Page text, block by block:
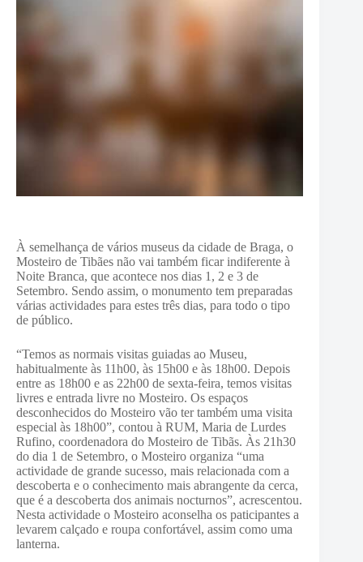
À semelhança de vários museus da cidade de Braga, o
Mosteiro de Tibães não vai também ficar indiferente à
Noite Branca, que acontece nos dias 1, 2 e 3 de
Setembro. Sendo assim, o monumento tem preparadas
várias actividades para estes três dias, para todo o tipo
de público.
“Temos as normais visitas guiadas ao Museu,
habitualmente às 11h00, às 15h00 e às 18h00. Depois
entre as 18h00 e as 22h00 de sexta-feira, temos visitas
livres e entrada livre no Mosteiro. Os espaços
desconhecidos do Mosteiro vão ter também uma visita
especial às 18h00”, contou à RUM, Maria de Lurdes
Rufino, coordenadora do Mosteiro de Tibãs. Às 21h30
do dia 1 de Setembro, o Mosteiro organiza “uma
actividade de grande sucesso, mais relacionada com a
descoberta e o conhecimento mais abrangente da cerca,
que é a descoberta dos animais nocturnos”, acrescentou.
Nesta actividade o Mosteiro aconselha os paticipantes a
levarem calçado e roupa confortável, assim como uma
lanterna.